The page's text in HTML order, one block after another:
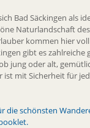
Bad Säckingen als
Naturlandschaft
kommen hier
gibt es zahlreiche
jung oder alt,
ist mit Sicherheit für
die schönsten